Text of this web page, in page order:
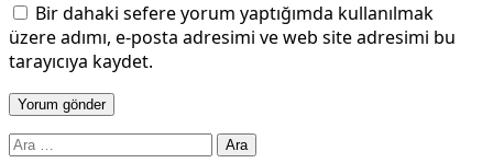
Bir dahaki sefere yorum yaptığımda kullanılmak
üzere adımı, e-posta adresimi ve web site adresimi bu
tarayıcıya kaydet.
Arama: